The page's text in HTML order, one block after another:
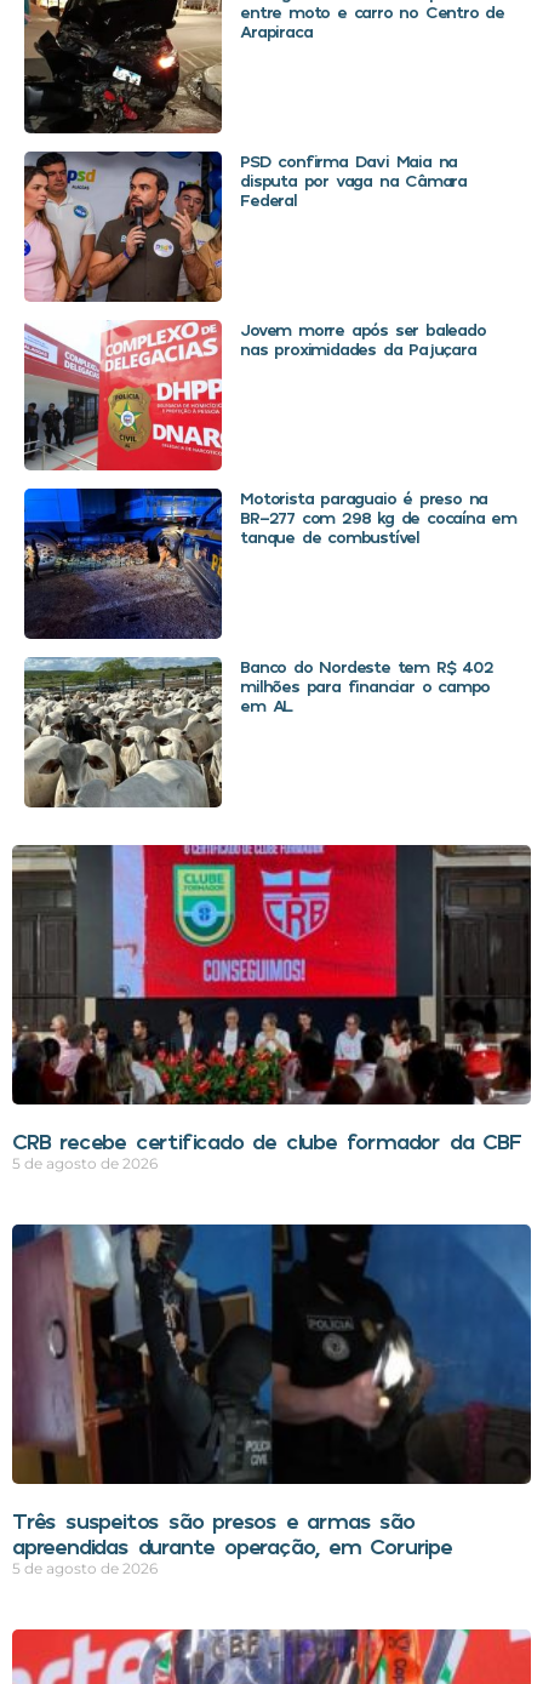
entre moto e carro no Centro de
Arapiraca
PSD confirma Davi Maia na
disputa por vaga na Câmara
Federal
Jovem morre após ser baleado
nas proximidades da Pajuçara
Motorista paraguaio é preso na
BR-277 com 298 kg de cocaína em
tanque de combustível
Banco do Nordeste tem R$ 402
milhões para financiar o campo
em AL
CRB recebe certificado de clube formador da CBF
5 de agosto de 2026
Três suspeitos são presos e armas são
apreendidas durante operação, em Coruripe
5 de agosto de 2026